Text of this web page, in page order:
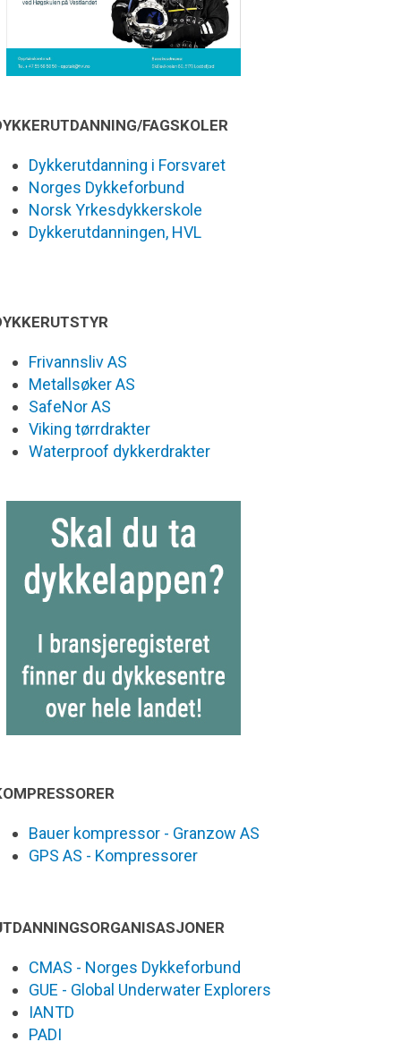
FAGSKOLER
Dykkerutdanning i Forsvaret
Norges Dykkeforbund
Norsk Yrkesdykkerskole
Dykkerutdanningen, HVL
Frivannsliv AS
Metallsøker AS
SafeNor AS
Viking tørrdrakter
Waterproof dykkerdrakter
Bauer kompressor - Granzow AS
GPS AS - Kompressorer
CMAS - Norges Dykkeforbund
GUE - Global Underwater Explorers
IANTD
PADI